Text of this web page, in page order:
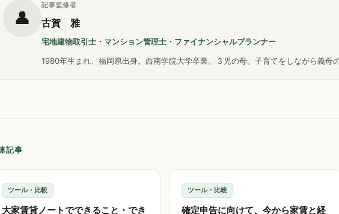
👤
記事監修者
古賀 雅
宅地建物取引士・マンション管理士・ファイナンシャルプランナー
1980年生まれ、福岡県出身。西南学院大学卒業。３児の母。子育てをしながら義母
記事
ツール・比較
大家賃貸ノートでできること・でき
ツール・比較
確定申告に向けて、今から家賃と経